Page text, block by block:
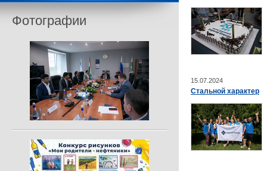
15.07.2024
Стальной характер
Фотографии